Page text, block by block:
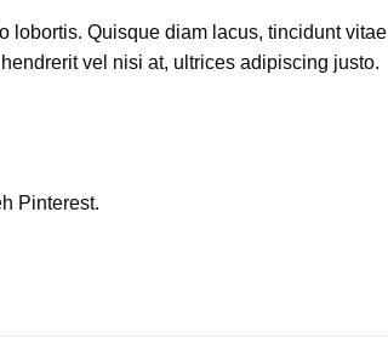
lobortis. Quisque diam lacus, tincidunt vitae
vel nisi at, ultrices adipiscing justo.
Pinterest.